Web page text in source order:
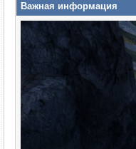
Важная информация